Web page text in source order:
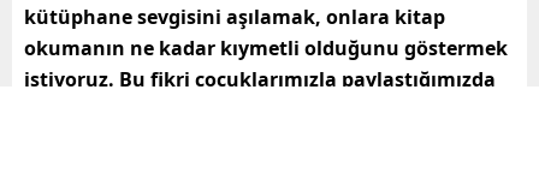
kütüphane sevgisini aşılamak, onlara kitap
okumanın ne kadar kıymetli olduğunu göstermek
istiyoruz. Bu fikri çocuklarımızla paylaştığımızda